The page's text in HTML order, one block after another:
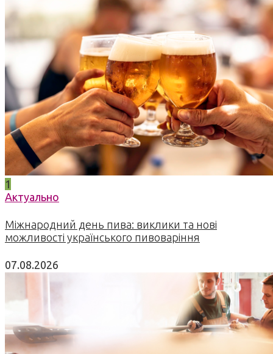
1
Актуально
Міжнародний день пива: виклики та нові
можливості українського пивоваріння
07.08.2026